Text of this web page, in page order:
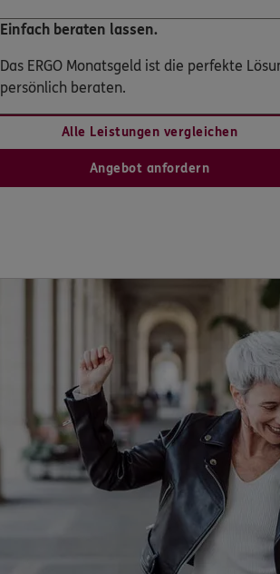
Einfach beraten lassen.
Das ERGO Monatsgeld ist die perfekte
persönlich beraten.
Alle Leistungen vergleichen
Angebot anfordern